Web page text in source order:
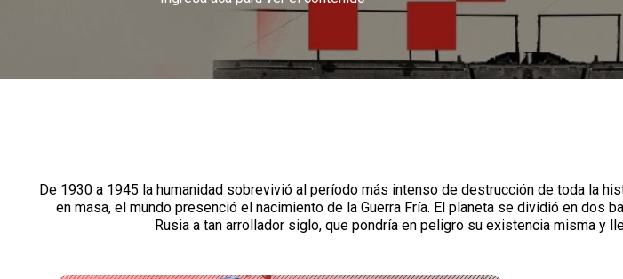
De 1930 a 1945 la humanidad sobrevivió al período más intenso de destrucción de toda la
en masa, el mundo presenció el nacimiento de la Guerra Fría. El planeta se dividió en dos
Rusia a tan arrollador siglo, que pondría en peligro su existencia misma y